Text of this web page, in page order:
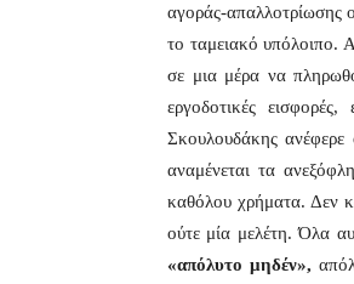
αγοράς-απαλλοτρίωσης
το ταμειακό υπόλοιπο.
σε μια μέρα να
εργοδοτικές
Σκουλουδάκης
αναμένεται τα
καθόλου χρήματα. Δεν
ούτε μία μελέτη. Όλα
«απόλυτο μηδέν»,